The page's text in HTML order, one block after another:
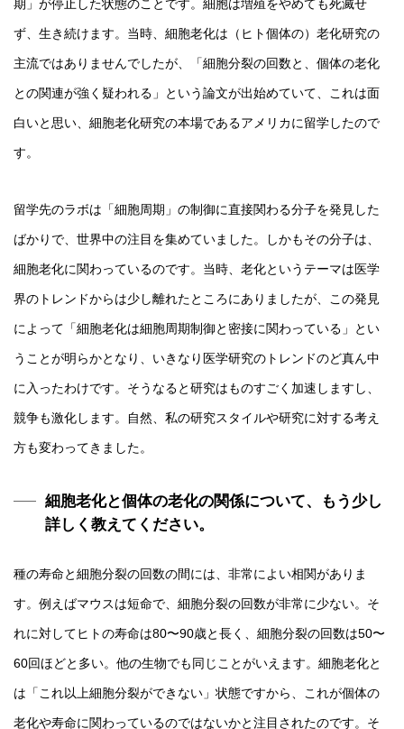
期」が停止した状態のことです。細胞は増殖をやめても死滅せ
ず、生き続けます。当時、細胞老化は（ヒト個体の）老化研究の
主流ではありませんでしたが、「細胞分裂の回数と、個体の老化
との関連が強く疑われる」という論文が出始めていて、これは面
白いと思い、細胞老化研究の本場であるアメリカに留学したので
す。
留学先のラボは「細胞周期」の制御に直接関わる分子を発見した
ばかりで、世界中の注目を集めていました。しかもその分子は、
細胞老化に関わっているのです。当時、老化というテーマは医学
界のトレンドからは少し離れたところにありましたが、この発見
によって「細胞老化は細胞周期制御と密接に関わっている」とい
うことが明らかとなり、いきなり医学研究のトレンドのど真ん中
に入ったわけです。そうなると研究はものすごく加速しますし、
競争も激化します。自然、私の研究スタイルや研究に対する考え
方も変わってきました。
細胞老化と個体の老化の関係について、もう少し
詳しく教えてください。
種の寿命と細胞分裂の回数の間には、非常によい相関がありま
す。例えばマウスは短命で、細胞分裂の回数が非常に少ない。そ
れに対してヒトの寿命は80〜90歳と長く、細胞分裂の回数は50〜
60回ほどと多い。他の生物でも同じことがいえます。細胞老化と
は「これ以上細胞分裂ができない」状態ですから、これが個体の
老化や寿命に関わっているのではないかと注目されたのです。そ